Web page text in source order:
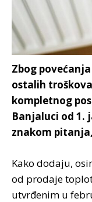
Zbog
ostalih
kompletnog
Banjaluci od 1.
znakom
Kako dodaju,
od prodaje
utvrđenim u